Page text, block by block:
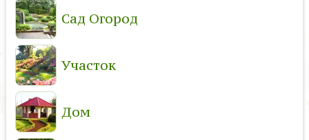
Сад Огород
Участок
Дом